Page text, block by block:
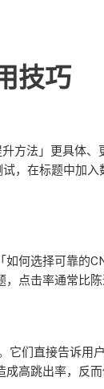
技巧
方法」更具体
，在标题中加
何选择可靠的
点击率通常比陈
它们直接告诉用
高跳出率，反而